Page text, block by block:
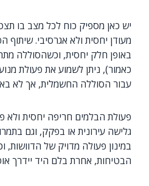
יש כאן מספיק כוח לכל מצב בו
מעודן יחסית ולא אגרסיבי. שיתוף
באופן חלק יחסית, וכשהסוללה
כאמור), ניתן לשמוע את פעולת
עבור הסוללה החשמלית, אך לא
פעולת הבלמים חריפה יחסית ולא
גלישה עירונית או בפקק, וגם
במינון פעולה מדויק של הדוושות,
הבטיחות, אחרת בלם היד יידרך